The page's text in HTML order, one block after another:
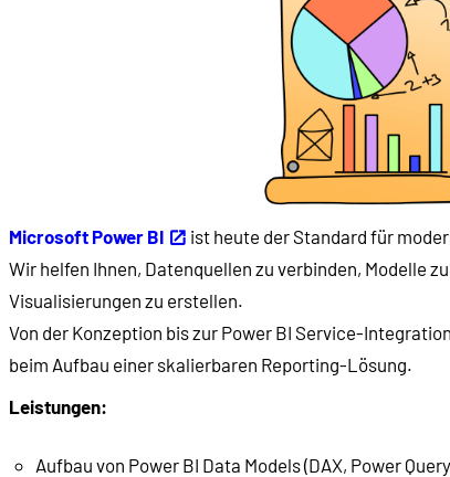
Microsoft Power BI
ist heute der Standard für
Wir helfen Ihnen, Datenquellen zu verbinden, Modelle
Visualisierungen zu erstellen.
Von der Konzeption bis zur Power BI Service-
beim Aufbau einer skalierbaren Reporting-Lösung.
Leistungen:
Aufbau von Power BI Data Models (DAX, Power